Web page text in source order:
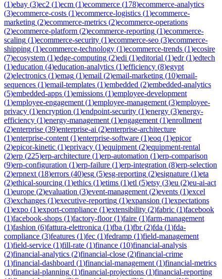
(1)ebay (3)ec2 (1)ecm (1)ecommerce (178)ecommerce-analytics
(3)ecommerce-costs (1)ecommerce-logistics (1)ecommerce-
marketing (2)ecommerce-metrics (2)ecommerce-operations
(2)ecommerce-platform (2)ecommerce-reporting (1)ecommerce-
scaling (1)ecommerce-security (1)ecommerce-seo (3)ecommerce-
shipping (1)ecommerce-technology (1)ecommerce-trends (1)ecosire
(7)ecosystem (1)edge-computing (2)edi (1)editorial (1)edr(1)edtech
(1)education (4)education-analytics (1)efficiency (8)egypt
(2)electronics (1)emag (1)email (2)email-marketing (10)email-
sequences (1)email-templates (1)embedded (2)embedded-analytics
(5)embedded-apps (1)emissions (1)employee-development
(1)employee-engagement (1)employee-management (3)employee-
privacy (1)encryption (1)endpoint-security (1)energy (3)energy-
efficiency (1)energy-management (1)engagement (1)enrollment
(2)enterprise (39)enterprise-ai (2)enterprise-architecture
(1)enterprise-content (1)enterprise-software (1)eoq (1)epicor
(2)epicor-kinetic (1)eprivacy (1)equipment (2)equipment-rental
(2)erp (225)erp-architecture (1)erp-automation (1)erp-comparison
(9)erp-configuration (1)erp-failure (1)erp-integration (8)erp-selection
(2)erpnext (18)errors (40)esg (5)esg-reporting (2)esignature (1)eta
(2)ethical-sourcing (1)ethics (1)etims (1)etl (5)etsy (3)eu (2)eu-ai-act
(1)europe (2)evaluation (3)event-management (2)events (1)excel
(3)exchanges (1)executive-reporting (1)expansion (1)expectations
(1)expo (1)export-compliance (1)extensibility (2)fabric (1)facebook
(1)facebook-shops (1)factory-floor(1)faire (1)farm-management
(1)fashion (6)fattura-elettronica (1)fba (1)fbr(2)fda (1)fda-
compliance (3)features (1)fec (1)fedramp (1)field-management
(1)field-service (1)fill-rate (1)finance (10)financial-analysis
(2)financial-analytics (2)financial-close (2)financial-crime
(1)financial-dashboard (1)financial-management (1)financial-metrics
(1)financial-planning (1)financial-projections (1)financial-reporting